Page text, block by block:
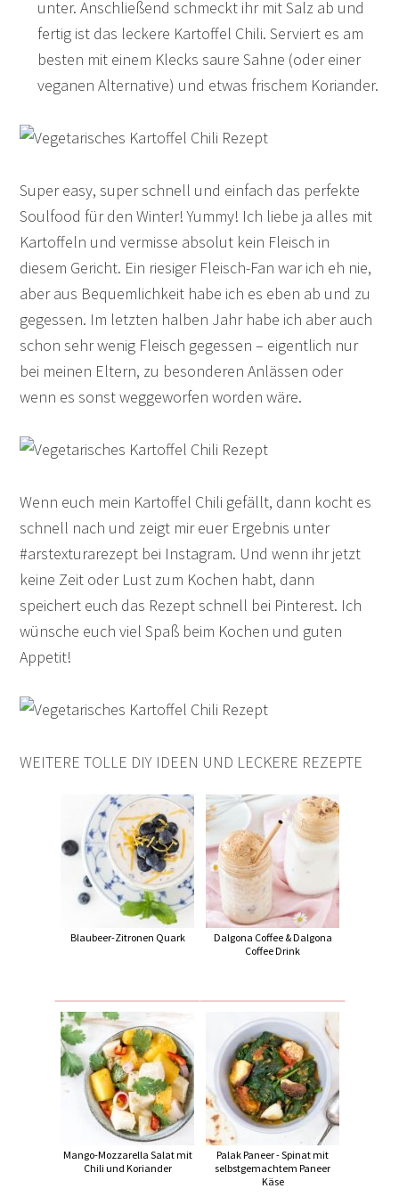
unter. Anschließend schmeckt ihr mit Salz ab und
fertig ist das leckere Kartoffel Chili. Serviert es am
besten mit einem Klecks saure Sahne (oder einer
veganen Alternative) und etwas frischem Koriander.
Super easy, super schnell und einfach das perfekte
Soulfood für den Winter! Yummy! Ich liebe ja alles mit
Kartoffeln und vermisse absolut kein Fleisch in
diesem Gericht. Ein riesiger Fleisch-Fan war ich eh nie,
aber aus Bequemlichkeit habe ich es eben ab und zu
gegessen. Im letzten halben Jahr habe ich aber auch
schon sehr wenig Fleisch gegessen – eigentlich nur
bei meinen Eltern, zu besonderen Anlässen oder
wenn es sonst weggeworfen worden wäre.
Wenn euch mein Kartoffel Chili gefällt, dann kocht es
schnell nach und zeigt mir euer Ergebnis unter
#arstexturarezept bei Instagram. Und wenn ihr jetzt
keine Zeit oder Lust zum Kochen habt, dann
speichert euch das Rezept schnell bei Pinterest. Ich
wünsche euch viel Spaß beim Kochen und guten
Appetit!
WEITERE TOLLE DIY IDEEN UND LECKERE REZEPTE
Blaubeer-Zitronen Quark
Dalgona Coffee & Dalgona
Coffee Drink
Mango-Mozzarella Salat mit
Chili und Koriander
Palak Paneer - Spinat mit
selbstgemachtem Paneer
Käse